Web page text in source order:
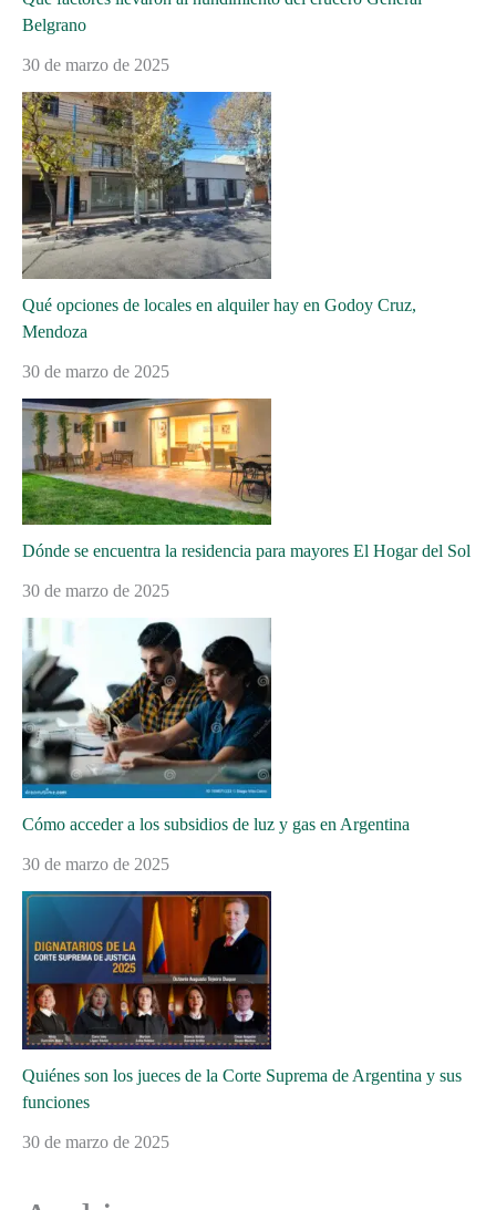
Belgrano
30 de marzo de 2025
Qué opciones de locales en alquiler hay en Godoy Cruz,
Mendoza
30 de marzo de 2025
Dónde se encuentra la residencia para mayores El Hogar del Sol
30 de marzo de 2025
Cómo acceder a los subsidios de luz y gas en Argentina
30 de marzo de 2025
Quiénes son los jueces de la Corte Suprema de Argentina y sus
funciones
30 de marzo de 2025